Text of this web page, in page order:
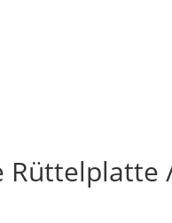
Rüttelplatte